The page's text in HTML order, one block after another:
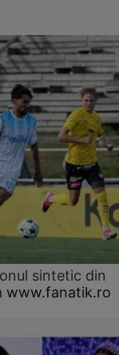
sintetic din
www.fanatik.ro